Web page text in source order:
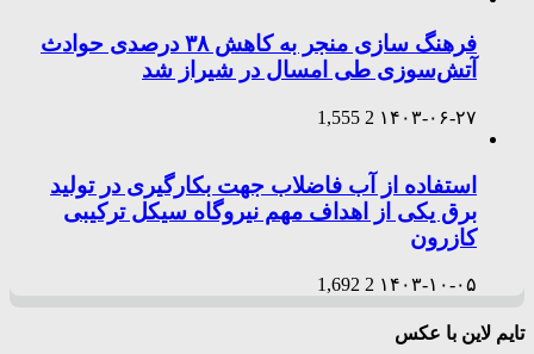
فرهنگ سازی منجر به کاهش ۳۸ درصدی حوادث
آتش‌سوزی طی امسال در شیراز شد
۱۴۰۳-۰۶-۲۷ 2
1,555
استفاده از آب فاضلاب جهت بکارگیری در تولید
برق یکی از اهداف مهم نیروگاه سیکل ترکیبی
کازرون
۱۴۰۳-۱۰-۰۵ 2
1,692
تایم لاین با عکس